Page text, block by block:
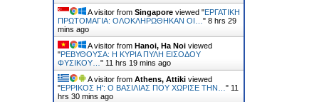
A visitor from Singapore viewed "ΕΡΓΑΤΙΚΗ
ΠΡΩΤΟΜΑΓΙΑ: ΟΛΟΚΛΗΡΩΘΗΚΑΝ ΟΙ… " 8 hrs 29
mins ago
A visitor from Hanoi, Ha Noi viewed
"ΡΕΒΥΘΟΥΣΑ: H ΚΥΡΙΑ ΠΥΛΗ ΕΙΣΟΔΟΥ
ΦΥΣΙΚΟΥ… " 11 hrs 19 mins ago
A visitor from Athens, Attiki viewed
"ΕΡΡΙΚΟΣ H': Ο ΒΑΣΙΛΙΑΣ ΠΟΥ ΧΩΡΙΣΕ ΤΗΝ… " 11
hrs 30 mins ago